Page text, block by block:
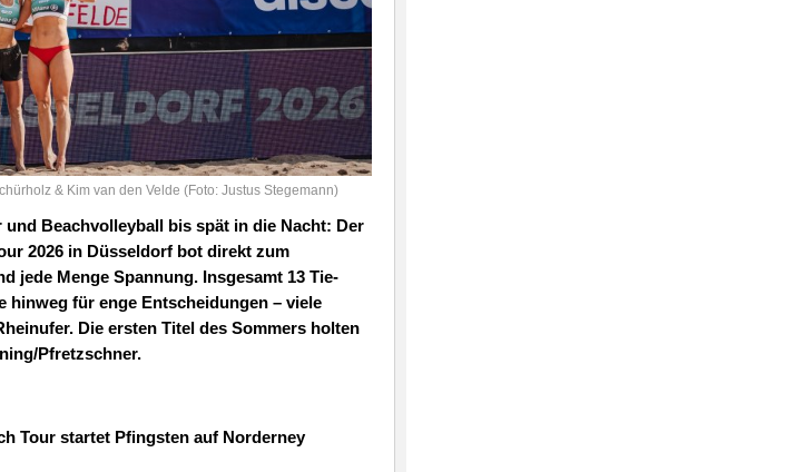
& Kim van den Velde (Foto: Justus Stegemann)
Beachvolleyball bis spät in die Nacht: Der
2026 in Düsseldorf bot direkt zum
jede Menge Spannung. Insgesamt 13 Tie-
hinweg für enge Entscheidungen – viele
Die ersten Titel des Sommers holten
Pfretzschner.
Tour startet Pfingsten auf Norderney